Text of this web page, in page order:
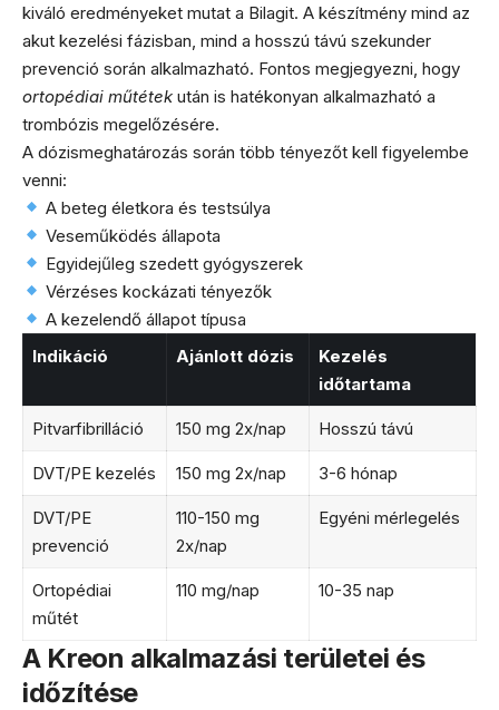
kiváló eredményeket mutat a Bilagit. A készítmény mind az
akut kezelési fázisban, mind a hosszú távú szekunder
prevenció során alkalmazható. Fontos megjegyezni, hogy
ortopédiai műtétek után is hatékonyan alkalmazható a
trombózis megelőzésére.
A dózismeghatározás során több tényezőt kell figyelembe
venni:
A beteg életkora és testsúlya
Veseműködés állapota
Egyidejűleg szedett gyógyszerek
Vérzéses kockázati tényezők
A kezelendő állapot típusa
Indikáció
Ajánlott dózis
Kezelés
időtartama
Pitvarfibrilláció 150 mg 2x/nap Hosszú távú
DVT/PE kezelés 150 mg 2x/nap 3-6 hónap
DVT/PE
prevenció
110-150 mg
2x/nap
Egyéni mérlegelés
Ortopédiai
műtét
110 mg/nap 10-35 nap
A Kreon alkalmazási területei és
időzítése